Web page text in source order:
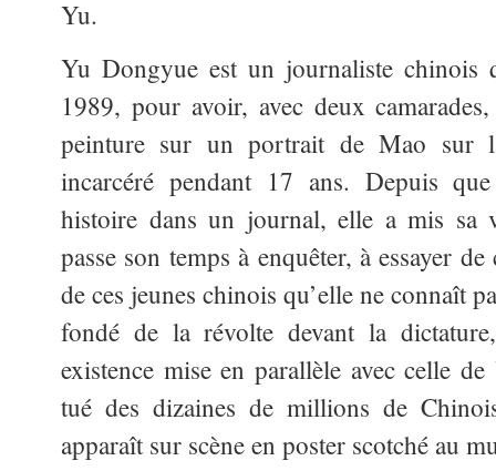
Yu.
Yu Dongyue est un journaliste chinois
1989, pour avoir, avec deux
peinture sur un portrait de Mao sur
incarcéré pendant 17 ans. Depuis
histoire dans un journal, elle a mis sa
passe son temps à enquêter, à essayer
de ces jeunes chinois qu’elle ne connaît
fondé de la révolte devant la
existence mise en parallèle avec celle
tué des dizaines de millions de
apparaît sur scène en poster scotché au